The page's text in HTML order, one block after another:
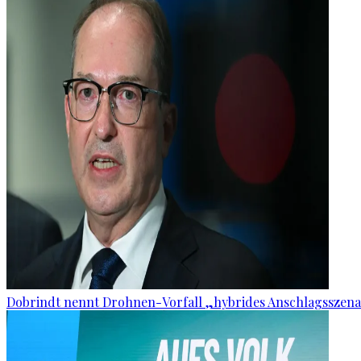
Dobrindt nennt Drohnen-Vorfall „hybrides